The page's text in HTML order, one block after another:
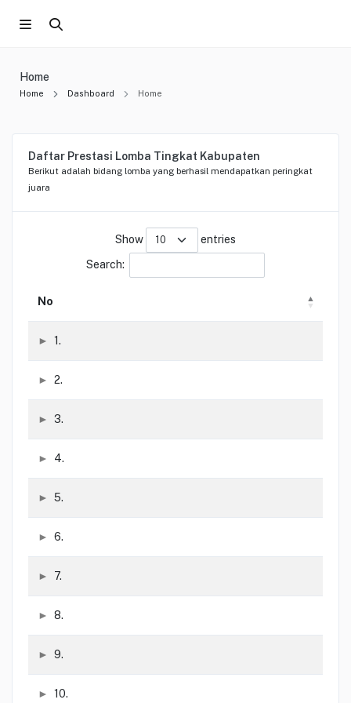
Home
Home Dashboard Home
Daftar Prestasi Lomba Tingkat Kabupaten
Berikut adalah bidang lomba yang berhasil mendapatkan peringkat
juara
Show entries
Search:
No
1.
2.
3.
4.
5.
6.
7.
8.
9.
10.